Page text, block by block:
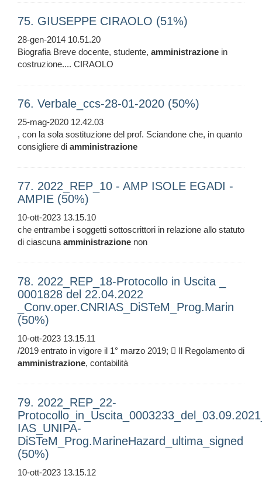
75. GIUSEPPE CIRAOLO (51%)
28-gen-2014 10.51.20
Biografia Breve docente, studente, amministrazione in
costruzione.... CIRAOLO
76. Verbale_ccs-28-01-2020 (50%)
25-mag-2020 12.42.03
, con la sola sostituzione del prof. Sciandone che, in quanto
consigliere di amministrazione
77. 2022_REP_10 - AMP ISOLE EGADI -
AMPIE (50%)
10-ott-2023 13.15.10
che entrambe i soggetti sottoscrittori in relazione allo statuto
di ciascunaamministrazione non
78. 2022_REP_18-Protocollo in Uscita _
0001828 del 22.04.2022
_Conv.oper.CNRIAS_DiSTeM_Prog.Marin
(50%)
10-ott-2023 13.15.11
/2019 entrato in vigore il 1° marzo 2019;  Il Regolamento di
amministrazione, contabilità
79. 2022_REP_22-
IAS_UNIPA-
DiSTeM_Prog.MarineHazard_ultima_signed
(50%)
10-ott-2023 13.15.12